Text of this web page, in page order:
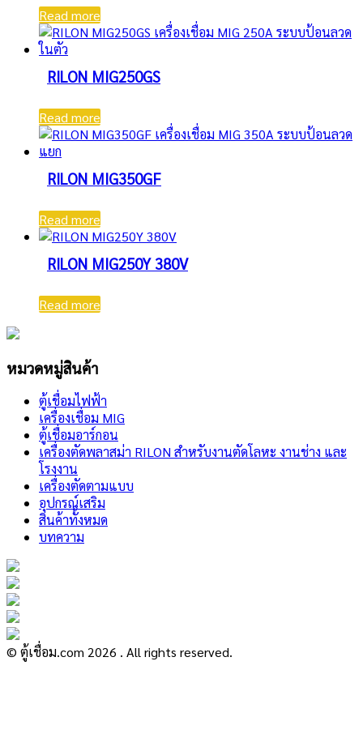
Read more
RILON MIG250GS
Read more
RILON MIG350GF
Read more
RILON MIG250Y 380V
Read more
หมวดหมู่สินค้า
ตู้เชื่อมไฟฟ้า
เครื่องเชื่อม MIG
ตู้เชื่อมอาร์กอน
เครื่องตัดพลาสม่า RILON สำหรับงานตัดโลหะ งานช่าง และ
โรงงาน
เครื่องตัดตามแบบ
อุปกรณ์เสริม
สินค้าทั้งหมด
บทความ
© ตู้เชื่อม.com 2026 . All rights reserved.